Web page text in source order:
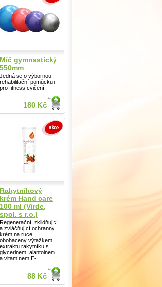
Míč gymnastický
550mm
Jedná se o výbornou
rehabilitační pomůcku i
pro fitness cvičení.
180 Kč
Rakytníkový
krém Hand care
100 ml (Virde,
spol. s r.o.)
Regenerační, zklidňující
a zvláčňující ochranný
krém na ruce
obohacený výtažkem
extraktu rakytníku s
glycerinem, alantoinem
a vitamínem E-
88 Kč